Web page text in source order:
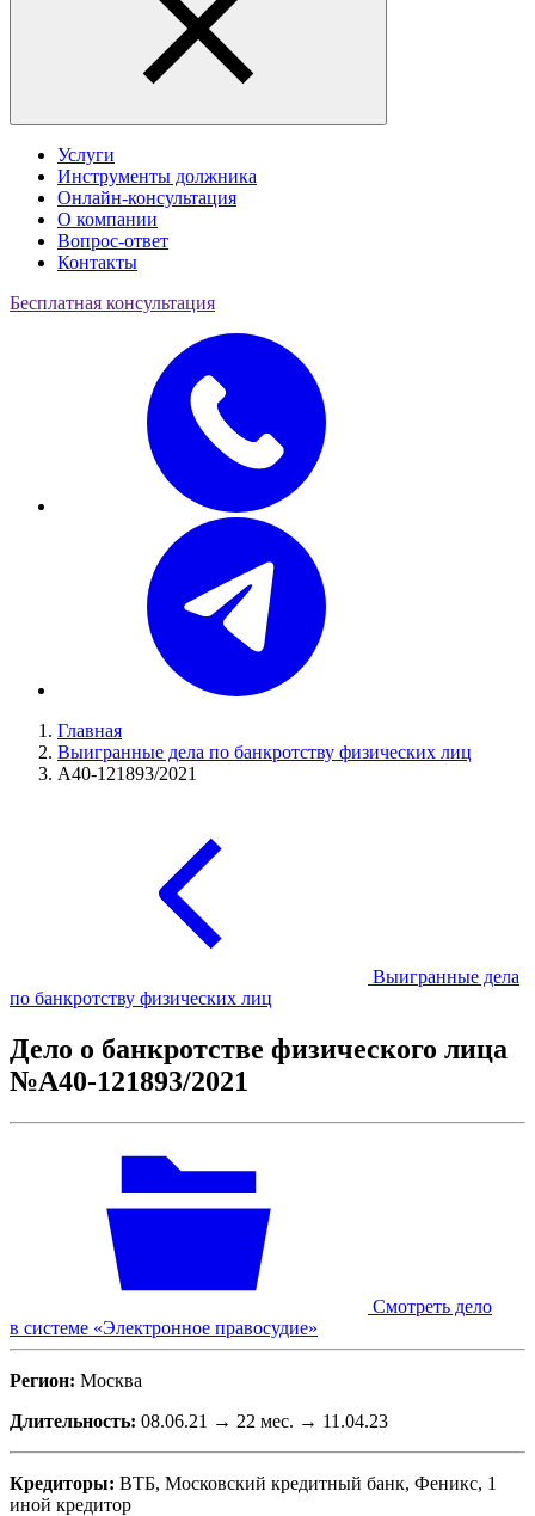
Услуги
Инструменты должника
Онлайн-консультация
О компании
Вопрос-ответ
Контакты
Бесплатная консультация
Главная
Выигранные дела по банкротству физических лиц
А40-121893/2021
Выигранные дела
по банкротству физических лиц
Дело о банкротстве физического лица
№А40-121893/2021
Смотреть дело
в системе «Электронное правосудие»
Регион: Москва
Длительность: 08.06.21 → 22 мес. → 11.04.23
Кредиторы: ВТБ, Московский кредитный банк, Феникс, 1
иной кредитор